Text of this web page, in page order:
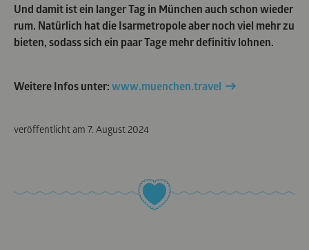
Und damit ist ein langer Tag in München auch schon wieder
rum. Natürlich hat die Isarmetropole aber noch viel mehr zu
bieten, sodass sich ein paar Tage mehr definitiv lohnen.
Weitere Infos unter:www.muenchen.travel
veröffentlicht am 7. August 2024